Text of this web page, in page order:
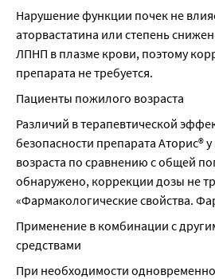
Нарушение функции почек не
аторвастатина или степень
ЛПНП в плазме крови, поэтому
препарата не требуется.
Пациенты пожилого возраста
Различий в терапевтической
безопасности препарата Аторис®
возраста по сравнению с общей
обнаружено, коррекции дозы не
«Фармакологические свойства.
Применение в комбинации с
средствами
При необходимости